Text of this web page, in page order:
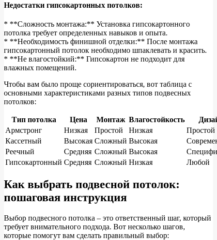
Недостатки гипсокартонных потолков:
* **Сложность монтажа:** Установка гипсокартонного
потолка требует определенных навыков и опыта.
* **Необходимость финишной отделки:** После монтажа
гипсокартонный потолок необходимо шпаклевать и красить.
* **Не влагостойкий:** Гипсокартон не подходит для
влажных помещений.
Чтобы вам было проще сориентироваться, вот таблица с
основными характеристиками разных типов подвесных
потолков:
Тип потолка Цена Монтаж Влагостойкость
Армстронг
Низкая Простой Низкая
Простой
Кассетный
Высокая Сложный Высокая
Реечный
Средняя Сложный Высокая
Гипсокартонный Средняя Сложный Низкая Любой
Как выбрать подвесной потолок:
пошаговая инструкция
Выбор подвесного потолка – это ответственный шаг, который
требует внимательного подхода. Вот несколько шагов,
которые помогут вам сделать правильный выбор: